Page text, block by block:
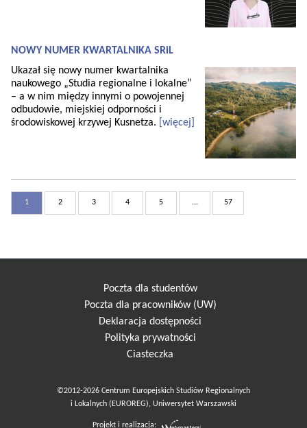
NOWY NUMER KWARTALNIKA SRiL
Ukazał się nowy numer kwartalnika
naukowego „Studia regionalne i lokalne”
– a w nim między innymi o powojennej
odbudowie, miejskiej odporności i
środowiskowej krzywej Kusnetza.
[więcej]
1 2 3 4 5 ... 57
Poczta dla studentów
Poczta dla pracowników (UW)
Deklaracja dostępności
Polityka prywatności
Ciasteczka
©2012-2026 Centrum Europejskich Studiów Regionalnych
i Lokalnych (EUROREG), Uniwersytet Warszawski
Projekt i realizacja: